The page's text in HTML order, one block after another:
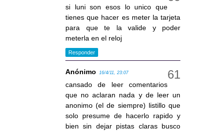
si luni son esos lo unico que
tienes que hacer es meter la tarjeta
para que te la valide y poder
meterla en el reloj
Responder
Anónimo 16/4/11, 23:07
cansado de leer comentarios
que no aclaran nada y de leer un
anonimo (el de siempre) listillo que
solo presume de hacerlo rapido y
bien sin dejar pistas claras busco